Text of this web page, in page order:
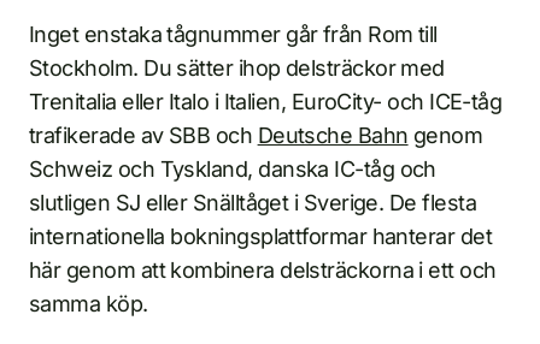
Inget enstaka tågnummer går från Rom till
Stockholm. Du sätter ihop delsträckor med
Trenitalia eller Italo i Italien, EuroCity- och ICE-tåg
trafikerade av SBB och Deutsche Bahn genom
Schweiz och Tyskland, danska IC-tåg och
slutligen SJ eller Snälltåget i Sverige. De flesta
internationella bokningsplattformar hanterar det
här genom att kombinera delsträckorna i ett och
samma köp.